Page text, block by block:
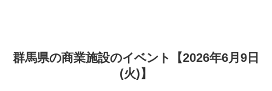
群馬県の商業施設のイベント【2026年6月9日
(火)】